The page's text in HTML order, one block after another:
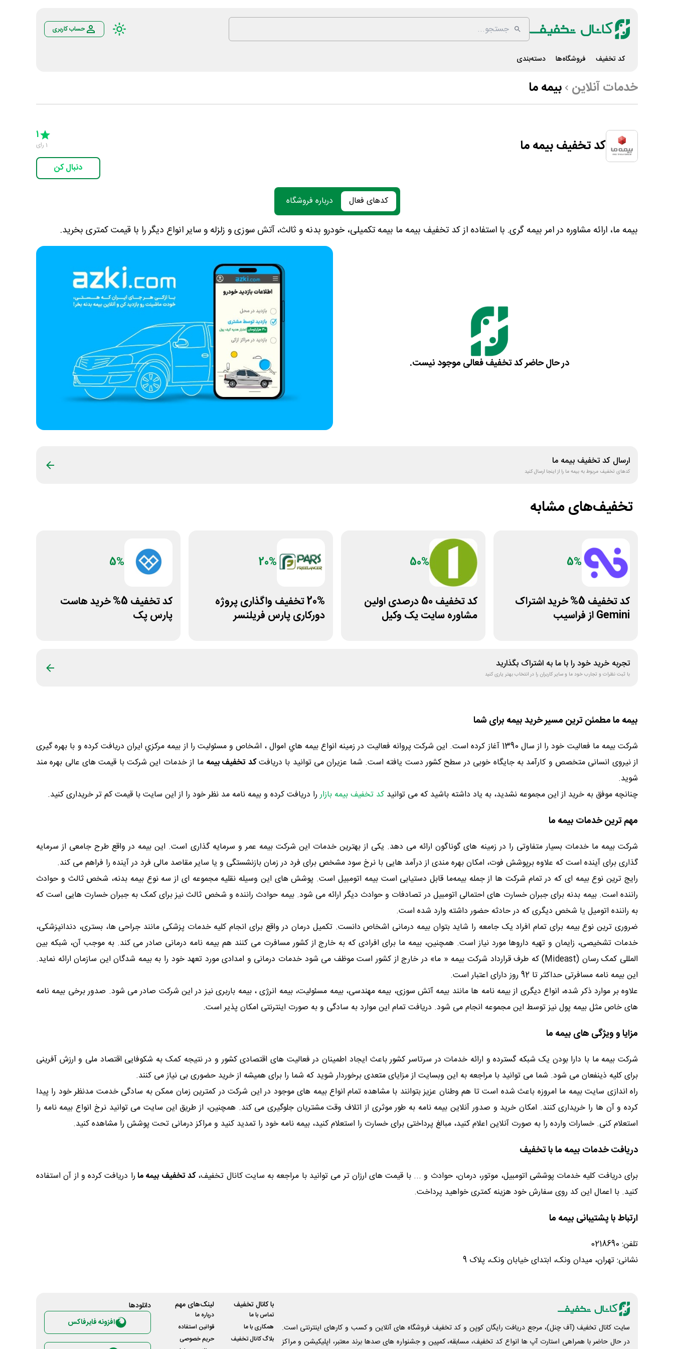
حساب کاربری
کد تخفیف فروشگاه‌ها دسته‌بندی
خدمات آنلاین بیمه ما
کد تخفیف بیمه ما
5 Stars
1
1 رای
دنبال کن
کدهای فعال درباره فروشگاه
بیمه ما، ارائه مشاوره در امر بیمه گری. با استفاده از کد تخفیف بیمه ما بیمه تکمیلی، خودرو بدنه و ثالث، آتش سوزی و زلزله و سایر انواع دیگر را با قیمت کمتری بخرید.
در حال حاضر کد تخفیف فعالی موجود نیست.
ارسال کد تخفیف بیمه ما
کدهای تخفیف مربوط بهبیمه ما را از اینجا ارسال کنید
تخفیف‌های مشابه
5%
کد تخفیف 5% خرید اشتراک
Gemini از فراسیب
50%
کد تخفیف 50 درصدی اولین
مشاوره سایت یک وکیل
20%
20% تخفیف واگذاری پروژه
دورکاری پارس فریلنسر
5%
کد تخفیف 5% خرید هاست
پارس پک
تجربه خرید خود را با ما به اشتراک بگذارید
با ثبت نظرات و تجارب خود ما و سایر کاربران را در انتخاب بهتر یاری کنید
بیمه ما مطمئن ترین مسیر خرید بیمه برای شما
شرکت بیمه ما فعالیت خود را از سال 1390 آغاز کرده است. این شرکت پروانه فعالیت در زمینه انواع بيمه هاي اموال ، اشخاص و مسئوليت را از بيمه مركزي ايران دريافت كرده و با بهره گیری
از نیروی انسانی متخصص و کارآمد به جایگاه خوبی در سطح کشور دست یافته است. شما عزیران می توانید با دریافتکد تخفیف بیمه ما از خدمات این شرکت با قیمت های عالی بهره مند
شوید.
چنانچه موفق به خرید از این مجموعه نشدید، به یاد داشته باشید که می توانید کد تخفیف بیمه بازاررا دریافت کرده و بیمه نامه مد نظر خود را از این سایت با قیمت کم تر خریداری کنید.
مهم ترین خدمات بیمه ما
شرکت بیمه ما خدمات بسیار متفاوتی را در زمینه های گوناگون ارائه می دهد. یکی از بهترین خدمات این شرکت بیمه عمر و سرمایه گذاری است. این بیمه در واقع طرح جامعی از سرمایه
گذاری برای آینده است که علاوه برپوشش فوت، امکان بهره مندی از درآمد هایی با نرخ سود مشخص برای فرد در زمان بازنشستگی و یا سایر مقاصد مالی فرد در آینده را فراهم می کند.
رایج ترین نوع بیمه ای که در تمام شرکت ها از جمله بیمه‌ما قابل دستیابی است بیمه اتومبیل است. پوشش های این وسیله نقلیه مجموعه ای از سه نوع بیمه بدنه، شخص ثالث و حوادث
راننده است. بیمه بدنه برای جبران خسارت های احتمالی اتومبیل در تصادفات و حوادث دیگر ارائه می شود. بیمه حوادث راننده و شخص ثالث نیز برای کمک به جبران خسارت هایی است که
به راننده اتومیل یا شخص دیگری که در حادثه حضور داشته وارد شده است.
ضروری ترین نوع بیمه برای تمام افراد یک جامعه را شاید بتوان بیمه درمانی اشخاص دانست. تکمیل درمان در واقع برای انجام کلیه خدمات پزشکی مانند جراحی ها، بستری، دندانپزشکی،
خدمات تشخیصی، زایمان و تهیه داروها مورد نیاز است. همچنین، بیمه ما برای افرادی که به خارج از کشور مسافرت می کنند هم بیمه نامه درمانی صادر می کند. به موجب آن، شبکه بین
المللی کمک رسان (Mideast) که طرف قرارداد شرکت بيمه « ما» در خارج از کشور است موظف می شود خدمات درمانی و امدادی مورد تعهد خود را به بیمه شدگان این سازمان ارائه نماید.
این بیمه نامه مسافرتی حداکثر تا 92 روز دارای اعتبار است.
علاوه بر موارد ذکر شده، انواع دیگری از بیمه نامه ها مانند بیمه آتش سوزی، بیمه مهندسی، بیمه مسئولیت، بیمه انرژی ، بیمه باربری نیز در این شرکت صادر می شود. صدور برخی بیمه نامه
های خاص مثل بیمه پول نیز توسط این مجموعه انجام می شود. دریافت تمام این موارد به سادگی و به صورت اینترنتی امکان پذیر است.
مزایا و ویژگی های بیمه ما
شرکت بیمه ما با دارا بودن یک شبکه گسترده و ارائه خدمات در سرتاسر کشور باعث ایجاد اطمینان در فعالیت های اقتصادی کشور و در نتیجه کمک به شکوفایی اقتصاد ملی و ارزش آفرینی
برای کلیه ذینفعان می شود. شما می توانید با مراجعه به این وبسایت از مزایای متعدی برخوردار شوید که شما را برای همیشه از خرید حضوری بی نیاز می کنند.
راه اندازی سایت بیمه ما امروزه باعث شده است تا هم وطنان عزیز بتوانند با مشاهده تمام انواع بیمه های موجود در این شرکت در کمترین زمان ممکن به سادگی خدمت مدنظر خود را پیدا
کرده و آن ها را خریداری کنند. امکان خرید و صدور آنلاین بیمه نامه به طور موثری از اتلاف وقت مشتریان جلوگیری می کند. همچنین، از طریق این سایت می توانید نرخ انواع بیمه نامه را
استعلام کنی. خسارات وارده را به صورت آنلاین اعلام کنید، مبالغ پرداختی برای خسارت را استعلام کنید، بیمه نامه خود را تمدید کنید و مراکز درمانی تحت پوشش را مشاهده کنید.
دریافت خدمات بیمه ما با تخفیف
برای دریافت کلیه خدمات پوششی اتومبیل، موتور، درمان، حوادث و ... با قیمت های ارزان تر می توانید با مراجعه به سایت کانال تخفیف،کد تخفیف بیمه مارا دریافت کرده و از آن استفاده
کنید. با اعمال این کد روی سفارش خود هزینه کمتری خواهید پرداخت.
ارتباط با پشتیبانی بیمه ما
تلفن: 0218690
نشانی: تهران، میدان ونک، ابتدای خیابان ونک، پلاک 9
سایت کانال تخفیف (آف چنل)، مرجع دریافت رایگان کوپن و کد تخفیف فروشگاه های آنلاین و کسب و‌ کارهای اینترنتی است.
در حال حاضر با همراهی استارت آپ ها انواع کد تخفیف، مسابقه، کمپین و جشنواره های صدها برند معتبر، اپلیکیشن و مراکز
با کانال تخفیف
تماس با ما
همکاری با ما
بلاگ کانال تخفیف
لینک‌های مهم
درباره ما
قوانین استفاده
حریم خصوصی
دانلود‌ها
افزونه فایرفاکس